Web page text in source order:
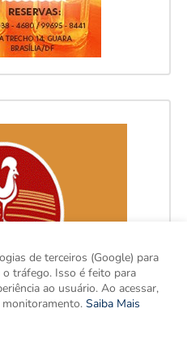
de terceiros (Google) para
tráfego. Isso é feito para
ao usuário. Ao acessar,
monitoramento. Saiba Mais